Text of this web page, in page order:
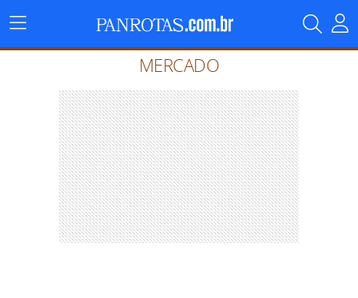
Menu
Principal
MERCADO